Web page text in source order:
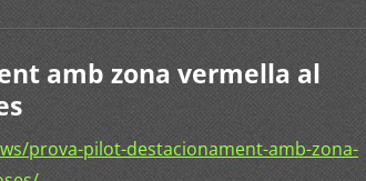
amb zona vermella al
prova-pilot-destacionament-amb-zona-